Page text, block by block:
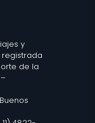
y
registrada
de la